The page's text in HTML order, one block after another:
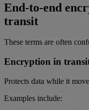
End-to-end
transit
These terms are often
Encryption in
Protects data while it
Examples include: